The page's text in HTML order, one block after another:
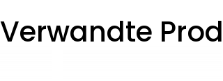
Verwandte